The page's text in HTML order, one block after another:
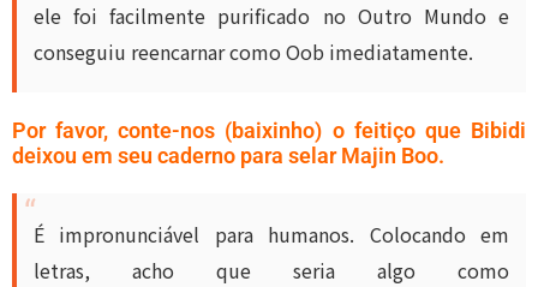
ele foi facilmente purificado no Outro Mundo e
conseguiu reencarnar como Oob imediatamente.
Por favor, conte-nos (baixinho) o feitiço que Bibidi
deixou em seu caderno para selar Majin Boo.
É impronunciável para humanos. Colocando em
letras, acho que seria algo como